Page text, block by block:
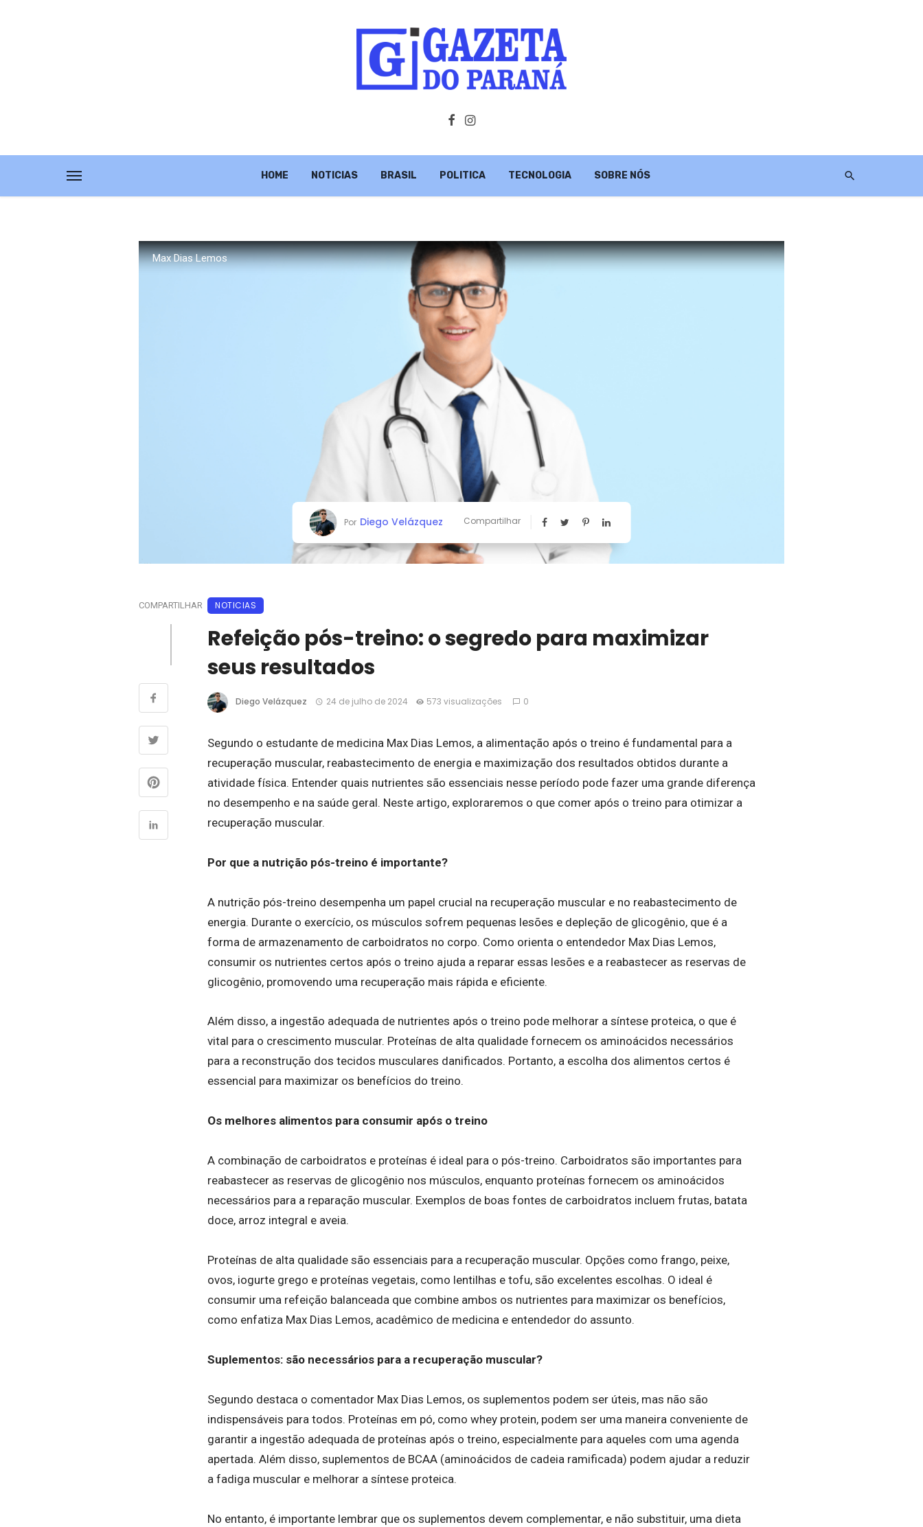
HOME NOTICIAS BRASIL POLITICA TECNOLOGIA SOBRE NÓS
Max Dias Lemos
Por Diego Velázquez Compartilhar
COMPARTILHAR NOTICIAS
Refeição pós-treino: o segredo para maximizar
seus resultados
Diego Velázquez 24 de julho de 2024 573 visualizações 0
Segundo o estudante de medicina Max Dias Lemos, a alimentação após o treino é fundamental para a
recuperação muscular, reabastecimento de energia e maximização dos resultados obtidos durante a
atividade física. Entender quais nutrientes são essenciais nesse período pode fazer uma grande diferença
no desempenho e na saúde geral. Neste artigo, exploraremos o que comer após o treino para otimizar a
recuperação muscular.
Por que a nutrição pós-treino é importante?
A nutrição pós-treino desempenha um papel crucial na recuperação muscular e no reabastecimento de
energia. Durante o exercício, os músculos sofrem pequenas lesões e depleção de glicogênio, que é a
forma de armazenamento de carboidratos no corpo. Como orienta o entendedor Max Dias Lemos,
consumir os nutrientes certos após o treino ajuda a reparar essas lesões e a reabastecer as reservas de
glicogênio, promovendo uma recuperação mais rápida e eficiente.
Além disso, a ingestão adequada de nutrientes após o treino pode melhorar a síntese proteica, o que é
vital para o crescimento muscular. Proteínas de alta qualidade fornecem os aminoácidos necessários
para a reconstrução dos tecidos musculares danificados. Portanto, a escolha dos alimentos certos é
essencial para maximizar os benefícios do treino.
Os melhores alimentos para consumir após o treino
A combinação de carboidratos e proteínas é ideal para o pós-treino. Carboidratos são importantes para
reabastecer as reservas de glicogênio nos músculos, enquanto proteínas fornecem os aminoácidos
necessários para a reparação muscular. Exemplos de boas fontes de carboidratos incluem frutas, batata
doce, arroz integral e aveia.
Proteínas de alta qualidade são essenciais para a recuperação muscular. Opções como frango, peixe,
ovos, iogurte grego e proteínas vegetais, como lentilhas e tofu, são excelentes escolhas. O ideal é
consumir uma refeição balanceada que combine ambos os nutrientes para maximizar os benefícios,
como enfatiza Max Dias Lemos, acadêmico de medicina e entendedor do assunto.
Suplementos: são necessários para a recuperação muscular?
Segundo destaca o comentador Max Dias Lemos, os suplementos podem ser úteis, mas não são
indispensáveis para todos. Proteínas em pó, como whey protein, podem ser uma maneira conveniente de
garantir a ingestão adequada de proteínas após o treino, especialmente para aqueles com uma agenda
apertada. Além disso, suplementos de BCAA (aminoácidos de cadeia ramificada) podem ajudar a reduzir
a fadiga muscular e melhorar a síntese proteica.
No entanto, é importante lembrar que os suplementos devem complementar, e não substituir, uma dieta